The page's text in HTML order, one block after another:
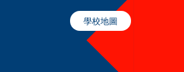
學校地圖